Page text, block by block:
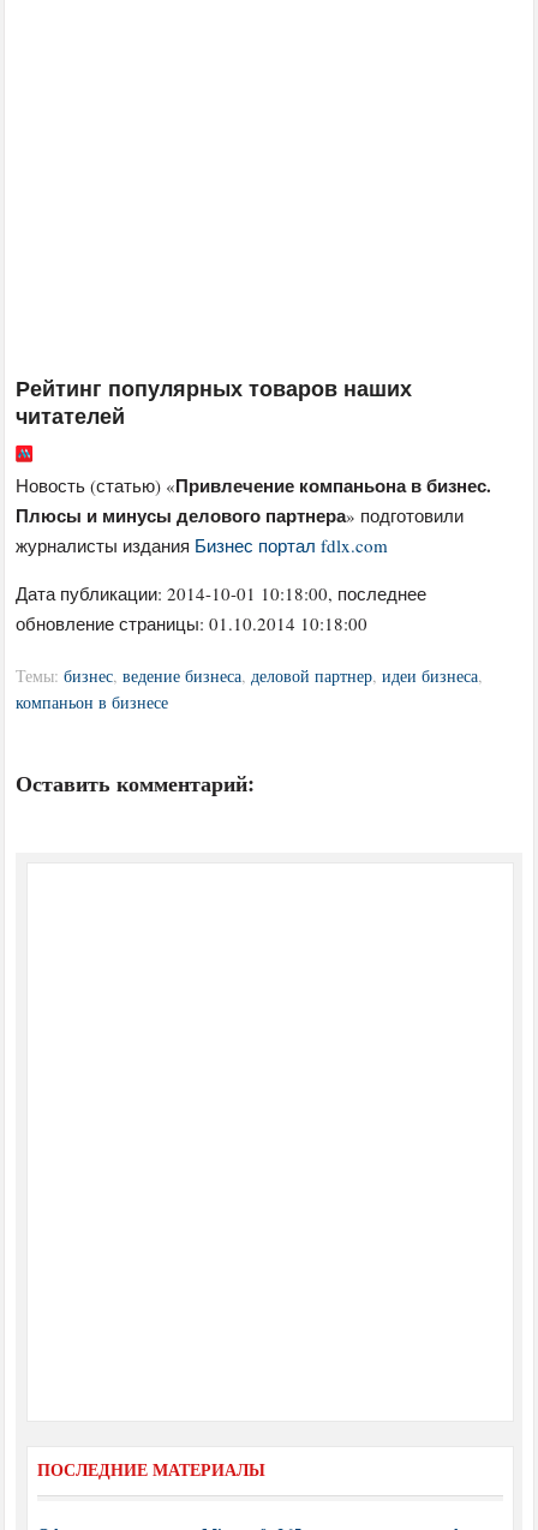
Рейтинг популярных товаров наших
читателей
Новость (статью) «Привлечение компаньона в бизнес.
Плюсы и минусы делового партнера» подготовили
журналисты издания Бизнес портал fdlx.com
Дата публикации:2014-10-01 10:18:00, последнее
обновление страницы: 01.10.2014 10:18:00
Темы:бизнес,ведение бизнеса, деловой партнер,идеи бизнеса,
компаньон в бизнесе
Оставить комментарий:
ПОСЛЕДНИЕ МАТЕРИАЛЫ